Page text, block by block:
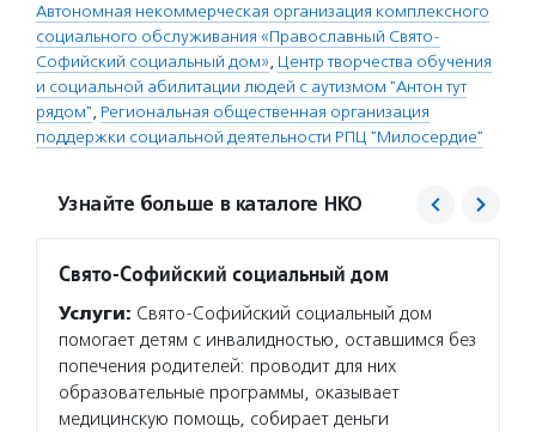
Автономная некоммерческая организация комплексного
социального обслуживания «Православный Свято-
Софийский социальный дом», Центр творчества обучения
и социальной абилитации людей с аутизмом "Антон тут
рядом", Региональная общественная организация
поддержки социальной деятельности РПЦ "Милосердие"
Узнайте больше в каталоге НКО
Свято-Софийский социальный дом
Услуги: Свято-Софийский социальный дом
помогает детям с инвалидностью, оставшимся без
попечения родителей: проводит для них
образовательные программы, оказывает
медицинскую помощь, собирает деньги